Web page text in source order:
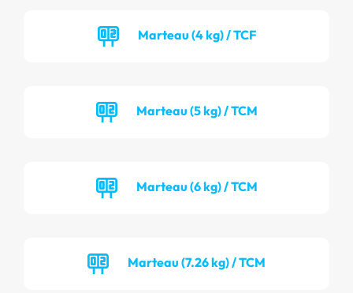
Marteau (4 kg) / TCF
Marteau (5 kg) / TCM
Marteau (6 kg) / TCM
Marteau (7.26 kg) / TCM